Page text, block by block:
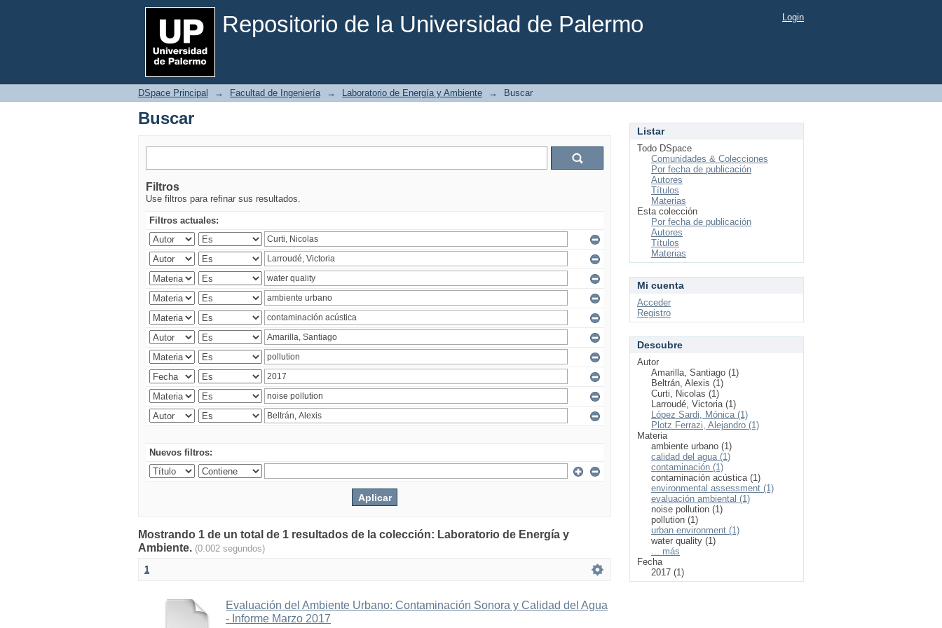
Repositorio de la Universidad de Palermo
Buscar Login
DSpace Principal → Facultad de Ingeniería → Laboratorio de Energía y Ambiente → Buscar
Buscar
Filtros
Use filtros para refinar sus resultados.
Filtros actuales:
Nuevos filtros:
Mostrando 1 de un total de 1 resultados de la colección: Laboratorio de Energía y
Ambiente. (0.002 segundos)
1
Evaluación del Ambiente Urbano: Contaminación Sonora y Calidad del Agua
- Informe Marzo 2017
Listar
Todo DSpace
Comunidades & Colecciones
Por fecha de publicación
Autores
Títulos
Materias
Esta colección
Por fecha de publicación
Autores
Títulos
Materias
Mi cuenta
Acceder
Registro
Descubre
Autor
Amarilla, Santiago (1)
Beltrán, Alexis (1)
Curti, Nicolas (1)
Larroudé, Victoria (1)
López Sardi, Mónica (1)
Plotz Ferrazi, Alejandro (1)
Materia
ambiente urbano (1)
calidad del agua (1)
contaminación (1)
contaminación acústica (1)
environmental assessment (1)
evaluación ambiental (1)
noise pollution (1)
pollution (1)
urban environment (1)
water quality (1)
... más
Fecha
2017 (1)